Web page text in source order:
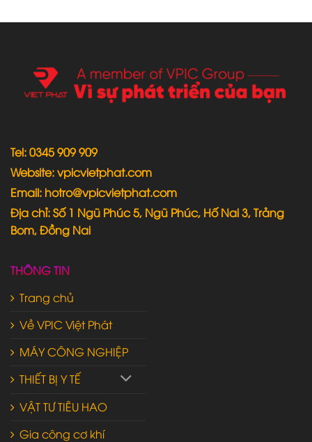
Tel: 0345 909 909
Website: vpicvietphat.com
Email: hotro@vpicvietphat.com
Địa chỉ: Số 1 Ngũ Phúc 5, Ngũ Phúc, Hố Nai 3, Trảng
Bom, Đồng Nai
THÔNG TIN
Trang chủ
Về VPIC Việt Phát
MÁY CÔNG NGHIỆP
THIẾT BỊ Y TẾ
VẬT TƯ TIÊU HAO
Gia công cơ khí